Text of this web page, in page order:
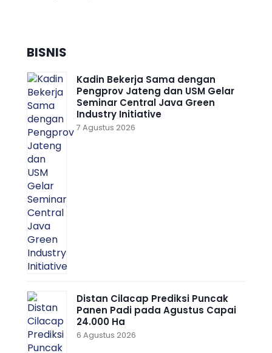
BISNIS
Kadin Bekerja Sama dengan
Pengprov Jateng dan USM Gelar
Seminar Central Java Green
Industry Initiative
7 Agustus 2026
Distan Cilacap Prediksi Puncak
Panen Padi pada Agustus Capai
24.000 Ha
6 Agustus 2026